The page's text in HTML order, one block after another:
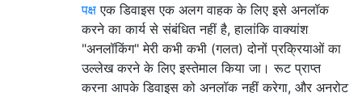
पक्ष एक डिवाइस एक अलग वाहक के लिए इसे अनलॉक
करने का कार्य से संबंधित नहीं है, हालांकि वाक्यांश
"अनलॉकिंग" मेरी कभी कभी (गलत) दोनों प्रक्रियाओं का
उल्लेख करने के लिए इस्तेमाल किया जा। रूट प्राप्त
करना आपके डिवाइस को अनलॉक नहीं करेगा, और अनरोट